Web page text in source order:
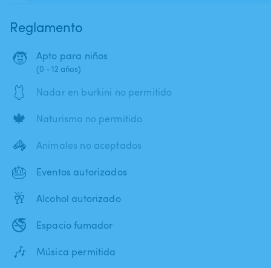
Reglamento
🧒 Apto para niños
(0 - 12 años)
🩱 Nadar en burkini no permitido
🍁 Naturismo no permitido
🦓 Animales no aceptados
🎂 Eventos autorizados
🥂 Alcohol autorizado
🚭 Espacio fumador
🎶 Música permitida